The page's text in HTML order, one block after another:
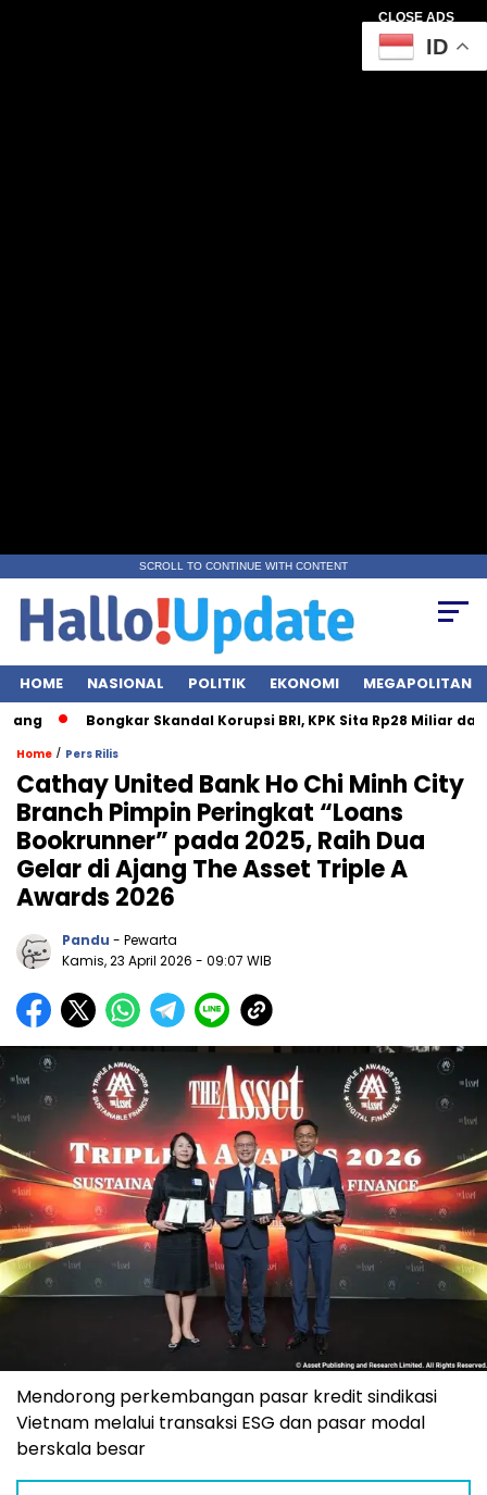
CLOSE ADS
SCROLL TO CONTINUE WITH CONTENT
HOME NASIONAL POLITIK EKONOMI MEGAPOLITAN
Bongkar Skandal Korupsi BRI, KPK Sita Rp28 Miliar dari 7
Home / Pers Rilis
Cathay United Bank Ho Chi Minh City
Branch Pimpin Peringkat “Loans
Bookrunner” pada 2025, Raih Dua
Gelar di Ajang The Asset Triple A
Awards 2026
Pandu - Pewarta
Kamis, 23 April 2026 - 09:07 WIB
Mendorong perkembangan pasar kredit sindikasi
Vietnam melalui transaksi ESG dan pasar modal
berskala besar
ID